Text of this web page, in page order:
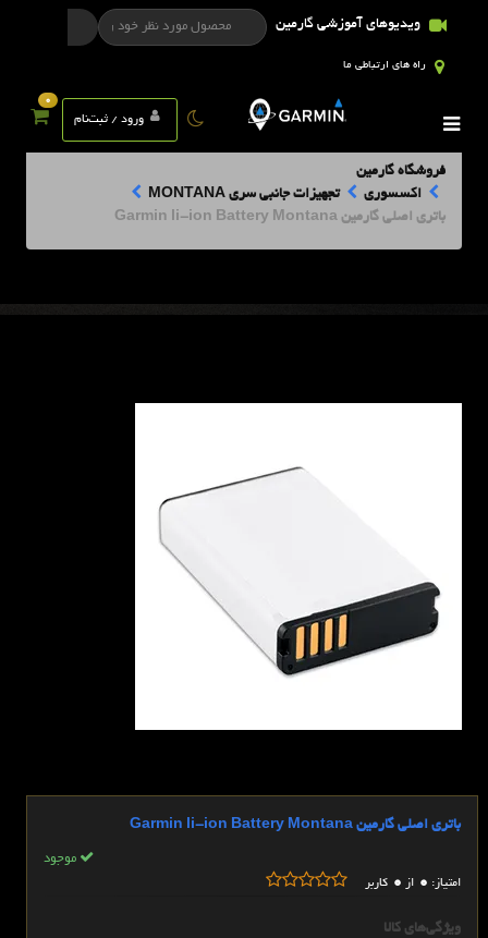
ویدیوهای آموزشی گارمین
راه های ارتباطی ما
ورود / ثبت‌نام
0
فروشگاه گارمین
اکسسوری
تجهیزات جانبی سری MONTANA
باتري اصلي گارمین Garmin li-ion Battery Montana
باتري اصلي گارمین Garmin li-ion Battery Montana
موجود
امتیاز: 0 از 0 کاربر
ویژگی‌های کالا